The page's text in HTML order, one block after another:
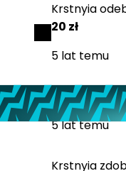
Krstnyia
20 zł
5 lat temu
Krstnyia
5 lat temu
Krstnyia